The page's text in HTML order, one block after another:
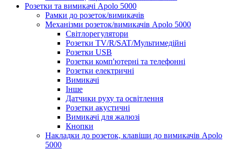
Розетки та вимикачі Apolo 5000
Рамки до розеток/вимикачів
Механізми розеток/вимикачів Apolo 5000
Світлорегулятори
Розетки TV/R/SAT/Мультимедійні
Розетки USB
Розетки комп'ютерні та телефонні
Розетки електричні
Вимикачі
Інше
Датчики руху та освітлення
Розетки акустичні
Вимикачі для жалюзі
Кнопки
Накладки до розеток, клавіши до вимикачів Apolo
5000